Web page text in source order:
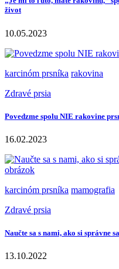
život
10.05.2023
karcinóm prsníka rakovina
Zdravé prsia
Povedzme spolu NIE rakovine
16.02.2023
karcinóm prsníka mamografia
Zdravé prsia
Naučte sa s nami, ako si správne
13.10.2022